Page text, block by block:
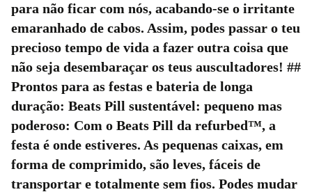
para não ficar com nós, acabando-se o irritante
emaranhado de cabos. Assim, podes passar o teu
precioso tempo de vida a fazer outra coisa que
não seja desembaraçar os teus auscultadores! ##
Prontos para as festas e bateria de longa
duração: Beats Pill sustentável: pequeno mas
poderoso: Com o Beats Pill da refurbed™, a
festa é onde estiveres. As pequenas caixas, em
forma de comprimido, são leves, fáceis de
transportar e totalmente sem fios. Podes mudar